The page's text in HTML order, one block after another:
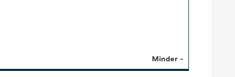
Minder